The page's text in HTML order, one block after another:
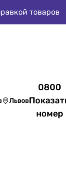
товаров
Львов
0800
номер